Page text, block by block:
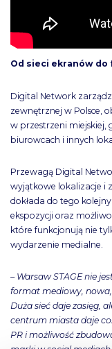
Od sieci ekranów
Digital Network
zewnętrznej w Polsce,
w przestrzeni miejskiej,
biurowcach i innych
Przewagą Digital
wyjątkowe lokalizacje i
dokłada do tego
ekspozycji oraz
które funkcjonują nie
wydarzenie medialne.
– Warsaw STAGE nie
format mediowy,
Duża sieć daje zasięg,
centrum miasta daje
PR i możliwość